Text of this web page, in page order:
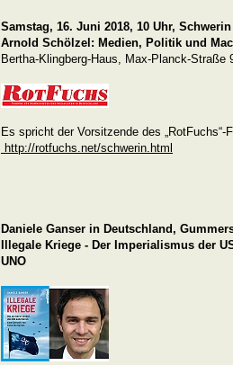
Samstag, 16. Juni 2018, 10 Uhr, Schwerin
Arnold Schölzel: Medien, Politik und
Bertha-Klingberg-Haus, Max-Planck-Straße
Es spricht der Vorsitzende des
http://rotfuchs.net/schwerin.html
Daniele Ganser in Deutschland,
Illegale Kriege - Der Imperialismus der
UNO